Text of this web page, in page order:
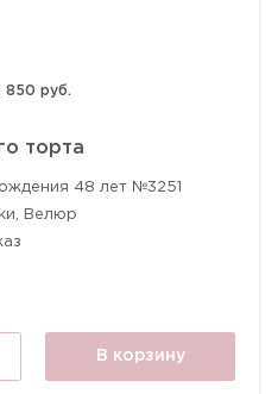
850 руб.
торта
48 лет №3251
Велюр
В корзину